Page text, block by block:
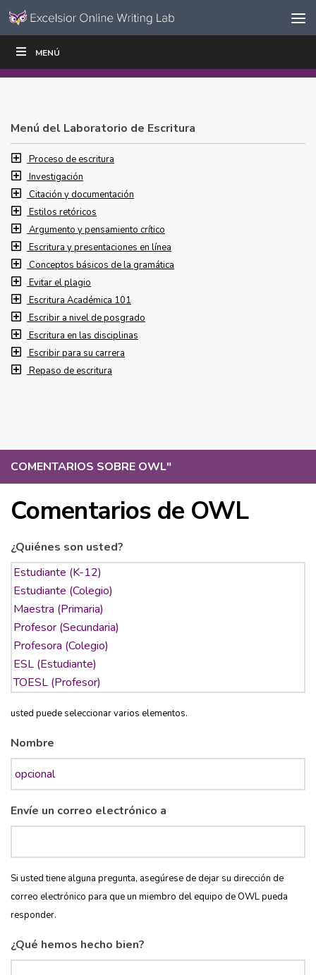
Ir al contenido
navegación
MENÚ
COMENTARIOS SOBRE OWL"
Comentarios de OWL
¿Quiénes son usted?
usted puede seleccionar varios elementos.
Nombre
Envíe un correo electrónico a
Si usted tiene alguna pregunta, asegúrese de dejar su dirección de
correo electrónico para que un miembro del equipo de OWL pueda
responder.
¿Qué hemos hecho bien?
ESCRIBIR
Menú del Laboratorio de Escritura
Proceso de escritura
Investigación
Citación y documentación
Estilos retóricos
Argumento y pensamiento crítico
Escritura y presentaciones en línea
Conceptos básicos de la gramática
Evitar el plagio
Escritura Académica 101
Escribir a nivel de posgrado
Escritura en las disciplinas
Escribir para su carrera
Repaso de escritura